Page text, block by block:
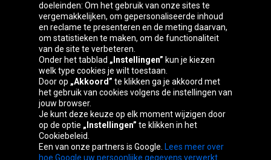
Belgique
Česká
republika
Deutschland Éire
España France Italia Magyarország
Österreich
republika
Kingdom
doeleinden: Om het gebruik van onze sites te
vergemakkelijken, om gepersonaliseerde inhoud
en reclame te presenteren en de meting daarvan,
om statistieken te maken, om de functionaliteit
van de site te verbeteren.
Onder het tabblad „Instellingen” kun je kiezen
welk type cookies je wilt toestaan.
Door op „Akkoord” te klikken ga je akkoord met
het gebruik van cookies volgens de instellingen van
jouw browser.
Je kunt deze keuze op elk moment wijzigen door
op de optie „Instellingen” te klikken in het
Cookiebeleid.
Een van onze partners is Google. Lees meer over
hoe Google uw persoonlijke gegevens verwerkt.